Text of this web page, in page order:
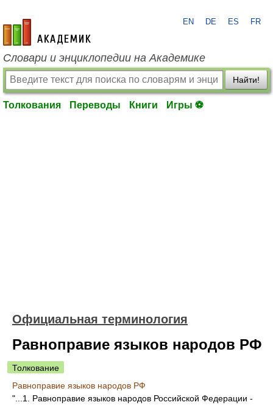
academic.ru
EN DE ES FR
Словари и энциклопедии на Академике
Найти!
Толкования Переводы Книги Игры ⚽
Официальная терминология
Равноправие языков народов РФ
Толкование
Равноправие языков народов РФ
"...1. Равноправие языков народов Российской Федерации -